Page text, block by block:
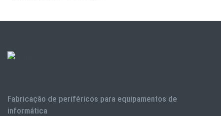
Fabricação de periféricos para equipamentos de
informática